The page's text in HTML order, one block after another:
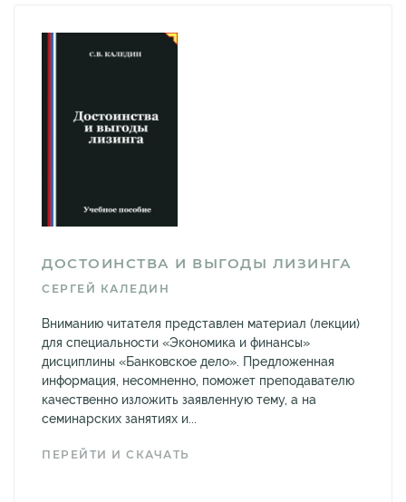
ДОСТОИНСТВА И ВЫГОДЫ ЛИЗИНГА
СЕРГЕЙ КАЛЕДИН
Вниманию читателя представлен материал (лекции)
для специальности «Экономика и финансы»
дисциплины «Банковское дело». Предложенная
информация, несомненно, поможет преподавателю
качественно изложить заявленную тему, а на
семинарских занятиях и...
ПЕРЕЙТИ И СКАЧАТЬ